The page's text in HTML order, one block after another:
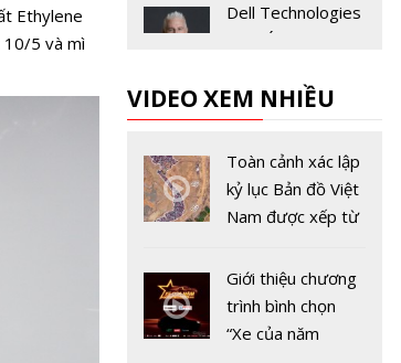
Ethylene
10/5 và mì
Dell Technologies
châu Á-Thái Bình
Bản có Chủ tịch
mới
mùa 3 được
Netflix công chiếu
vào 17/9
VIDEO XEM NHIỀU
Toàn cảnh xác lập
kỷ lục Bản đồ Việt
Nam được xếp từ
năm 2022
Giới thiệu chương
trình bình chọn
“Xe của năm